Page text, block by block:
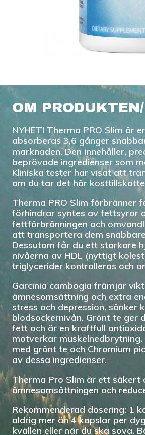
OM
NYHET! Therma PRO Slim är
absorberas 3,6 gånger
marknaden. Den innehåller,
beprövade ingredienser som
Kliniska tester har visat att
om du tar det här
Therma PRO Slim förbränner
förhindrar syntes av fettsyror
fettförbränningen och
att transportera dem
Dessutom får du ett starkare
nivåerna av HDL (nyttigt
triglycerider kontrolleras och
Garcinia cambogia främjar
ämnesomsättning och extra
stress och depression, sänker
blodsockernivån. Grönt te ger
fett och är en kraftfull
motverkar
med grönt te och Chromium
av dessa ingredienser.
Therma Pro Slim är ett
ämnesomsättningen och
Rekommenderad dosering: 1
aldrig mer än 4 kapslar per
kvällen eller när du ska sova.